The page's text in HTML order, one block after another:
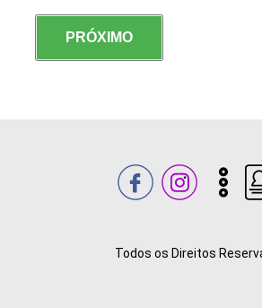
PRÓXIMO
Todos os Direitos